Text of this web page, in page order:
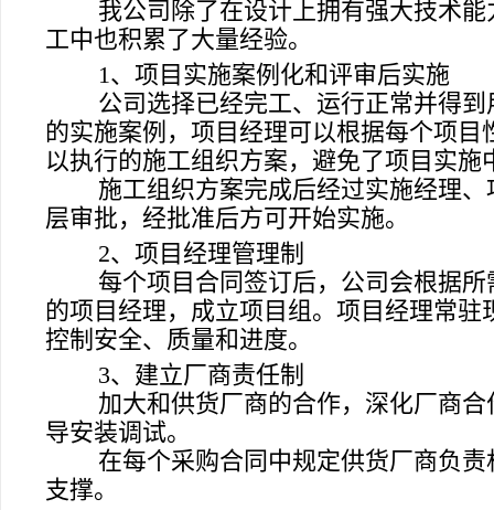
我公司除了在设计上拥有强大技术
工中也积累了大量经验。
1、项目实施案例化和评审后实施
公司选择已经完工、运行正常并得
的实施案例，项目经理可以根据每个项
以执行的施工组织方案，避免了项目实施
施工组织方案完成后经过实施经理
层审批，经批准后方可开始实施。
2、项目经理管理制
每个项目合同签订后，公司会根据
的项目经理，成立项目组。项目经理常
控制安全、质量和进度。
3、建立厂商责任制
加大和供货厂商的合作，深化厂商
导安装调试。
在每个采购合同中规定供货厂商负
支撑。